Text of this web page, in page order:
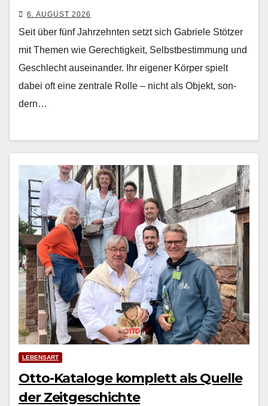
6. AUGUST 2026
Seit über fünf Jahrzehn­ten set­zt sich Gabriele Stötzer
mit The­men wie Gerechtigkeit, Selb­st­bes­tim­mung und
Geschlecht auseinan­der. Ihr eigen­er Kör­p­er spielt
dabei oft eine zen­trale Rolle – nicht als Objekt, son­
dern…
LEBENSART
Otto-Kataloge komplett als Quelle
der Zeitgeschichte